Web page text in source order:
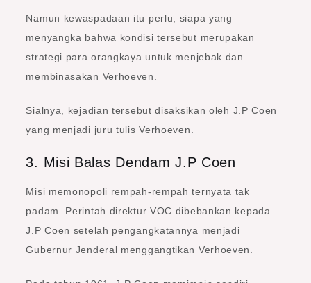
Namun kewaspadaan itu perlu, siapa yang
menyangka bahwa kondisi tersebut merupakan
strategi para orangkaya untuk menjebak dan
membinasakan Verhoeven.
Sialnya, kejadian tersebut disaksikan oleh J.P Coen
yang menjadi juru tulis Verhoeven.
3. Misi Balas Dendam J.P Coen
Misi memonopoli rempah-rempah ternyata tak
padam. Perintah direktur VOC dibebankan kepada
J.P Coen setelah pengangkatannya menjadi
Gubernur Jenderal menggangtikan Verhoeven.